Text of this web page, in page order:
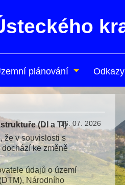
plánování Odkazy
územních plánů
připravilo ve spolupráci se
r.o. novou verzi kontrolního nástroje na
stránkách ministerstva v
–ZDE .